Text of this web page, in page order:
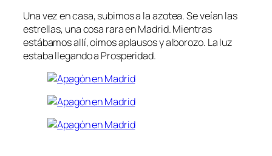
Una vez en casa, subimos a la azotea. Se veían las
estrellas, una cosa rara en Madrid. Mientras
estábamos allí, oímos aplausos y alborozo. La luz
estaba llegando a Prosperidad.